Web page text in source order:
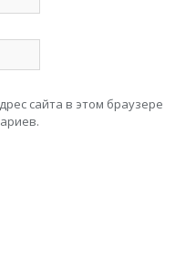
сайта в этом браузере